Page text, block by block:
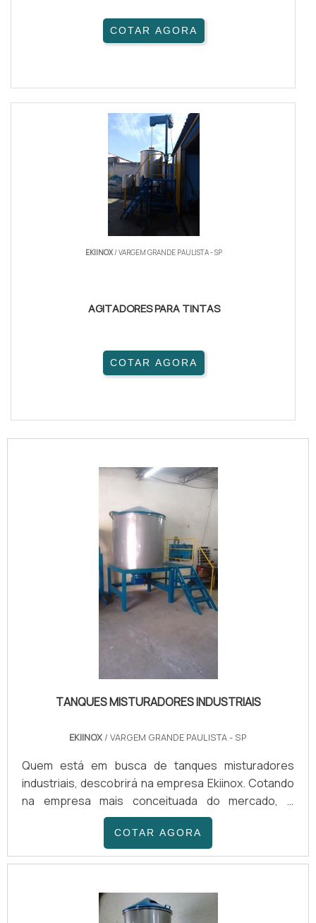
COTAR AGORA
EKIINOX/ VARGEM GRANDE PAULISTA - SP
AGITADORES PARA TINTAS
COTAR AGORA
TANQUES MISTURADORES INDUSTRIAIS
EKIINOX / VARGEM GRANDE PAULISTA - SP
Quem está em busca de tanques misturadores
industriais, descobrirá na empresa Ekiinox. Cotando
na empresa mais conceituada do mercado, é
possível achar sofisticação, qualidade e preço justo
em um só lugar.É importante lembrar que o produto
deve ser adquirido com empresas especializadas.
durabilidade dos materiais, além de evitar prejuízos
com substituições frequentes de peças defeituos...
COTAR AGORA